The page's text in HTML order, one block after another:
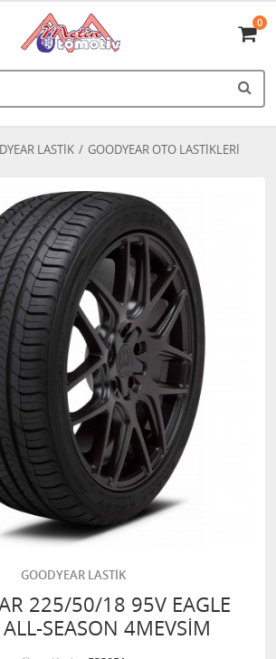
0
LASTİK GOODYEAR OTO LASTİKLERİ
GOODYEAR LASTİK
225/50/18 95V EAGLE
SEASON 4MEVSİM